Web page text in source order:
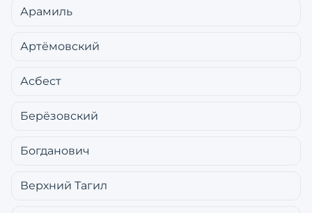
Арамиль
Артёмовский
Асбест
Берёзовский
Богданович
Верхний Тагил